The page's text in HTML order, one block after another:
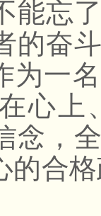
能忘
的奋
为一
心上
念，
的合